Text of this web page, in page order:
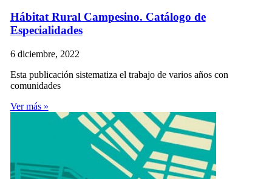
Hábitat Rural Campesino. Catálogo de
Especialidades
6 diciembre, 2022
Esta publicación sistematiza el trabajo de varios años con
comunidades
Ver más »